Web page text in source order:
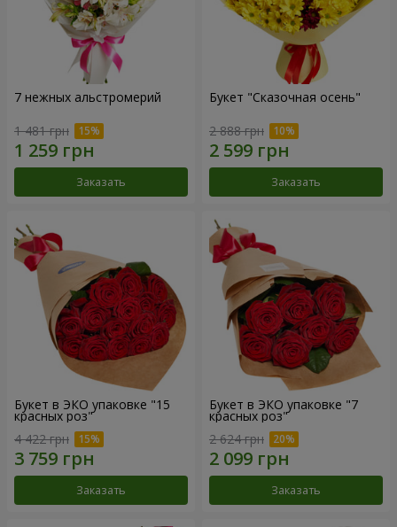
7 нежных альстромерий
1 481 грн
Заказать
Букет "Сказочная осень"
2 888 грн
Заказать
Букет в ЭКО упаковке "15
красных роз"
4 422 грн
Заказать
Букет в ЭКО упаковке "7
красных роз"
2 624 грн
Заказать